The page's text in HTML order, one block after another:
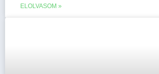
ELOLVASOM »